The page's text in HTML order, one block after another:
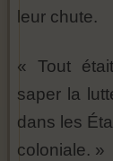
leur chute.
« Tout
saper la
dans les
coloniale. »